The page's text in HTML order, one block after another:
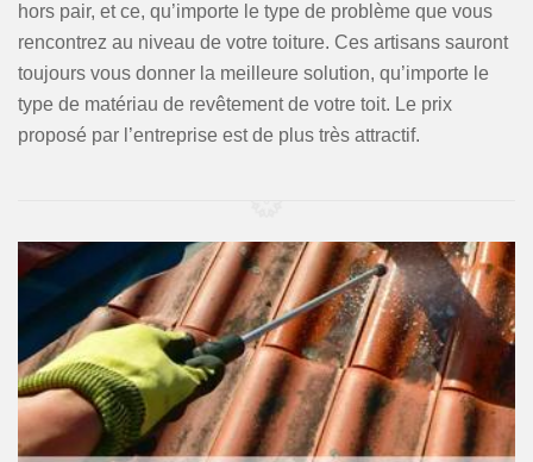
hors pair, et ce, qu’importe le type de problème que vous
rencontrez au niveau de votre toiture. Ces artisans sauront
toujours vous donner la meilleure solution, qu’importe le
type de matériau de revêtement de votre toit. Le prix
proposé par l’entreprise est de plus très attractif.